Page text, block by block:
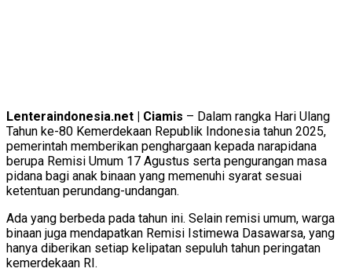
Lenteraindonesia.net | Ciamis – Dalam rangka Hari Ulang
Tahun ke-80 Kemerdekaan Republik Indonesia tahun 2025,
pemerintah memberikan penghargaan kepada narapidana
berupa Remisi Umum 17 Agustus serta pengurangan masa
pidana bagi anak binaan yang memenuhi syarat sesuai
ketentuan perundang-undangan.
Ada yang berbeda pada tahun ini. Selain remisi umum, warga
binaan juga mendapatkan Remisi Istimewa Dasawarsa, yang
hanya diberikan setiap kelipatan sepuluh tahun peringatan
kemerdekaan RI.